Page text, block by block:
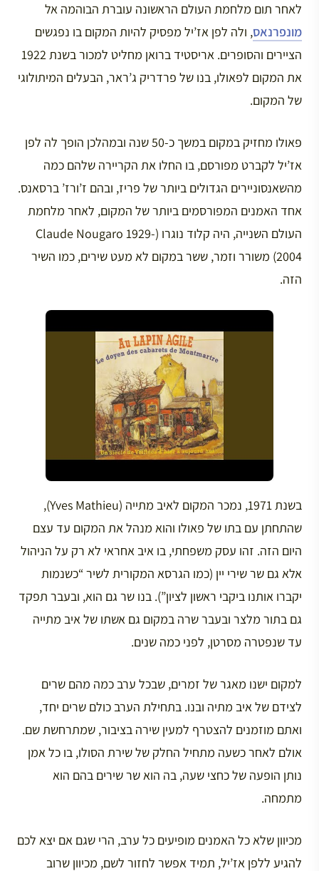
לאחר תום מלחמת העולם הראשונה עוברת הבוהמה אל
מונפרנאס, ולה לפן אז’יל מפסיק להיות המקום בו נפגשים
הציירים והסופרים. אריסטיד ברואן מחליט למכור בשנת 1922
את המקום לפאולו, בנו של פרדריק ג’ראר, הבעלים המיתולוגי
של המקום.
פאולו מחזיק במקום במשך כ-50 שנה ובמהלכן הופך לה לפן
אז’יל לקברט מפורסם, בו החלו את הקריירה שלהם כמה
מהשאנסוניירים הגדולים ביותר של פריז, ובהם ז’ורז’ ברסאנס.
אחד האמנים המפורסמים ביותר של המקום, לאחר מלחמת
העולם השנייה, היה קלוד נוגרו (Claude Nougaro 1929-
2004) משורר וזמר, ששר במקום לא מעט שירים, כמו השיר
הזה.
בשנת 1971, נמכר המקום לאיב מתייה (Yves Mathieu),
שהתחתן עם בתו של פאולו והוא מנהל את המקום עד עצם
היום הזה. זהו עסק משפחתי, בו איב אחראי לא רק על הניהול
אלא גם שר שירי יין (כמו הגרסא המקורית לשיר “כשנמות
יקברו אותנו ביקבי ראשון לציון”). בנו שר גם הוא, ובעבר תפקד
גם בתור מלצר ובעבר שרה במקום גם אשתו של איב מתייה
עד שנפטרה מסרטן, לפני כמה שנים.
למקום ישנו מאגר של זמרים, שבכל ערב כמה מהם שרים
לצידם של איב מתיה ובנו. בתחילת הערב כולם שרים יחד,
ואתם מוזמנים להצטרף למעין שירה בציבור, שמתרחשת שם.
אולם לאחר כשעה מתחיל החלק של שירת הסולו, בו כל אמן
נותן הופעה של כחצי שעה, בה הוא שר שירים בהם הוא
מתמחה.
מכיוון שלא כל האמנים מופיעים כל ערב, הרי שגם אם יצא לכם
להגיע ללפן אז’יל, תמיד אפשר לחזור לשם, מכיוון שרוב